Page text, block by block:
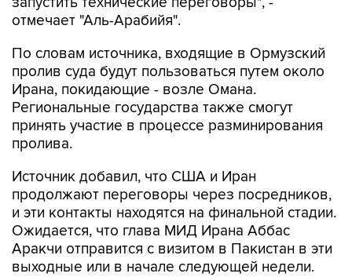
отмечает "Аль-Арабийя".
По словам источника, входящие в Ормузский
пролив суда будут пользоваться путем около
Ирана, покидающие - возле Омана.
Региональные государства также смогут
принять участие в процессе разминирования
пролива.
Источник добавил, что США и Иран
продолжают переговоры через посредников,
и эти контакты находятся на финальной стадии.
Ожидается, что глава МИД Ирана Аббас
Аракчи отправится с визитом в Пакистан в эти
выходные или в начале следующей недели.